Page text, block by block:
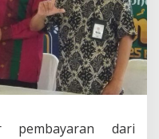
pembayaran dari